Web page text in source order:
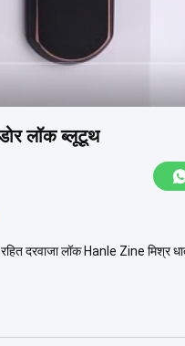
लॉक ब्लूटूथ
दरवाजा लॉक Hanle Zine मिश्र